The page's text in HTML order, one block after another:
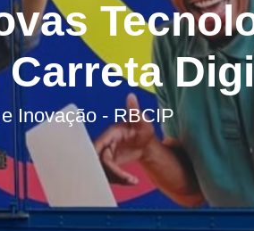
Inovação - RBCIP